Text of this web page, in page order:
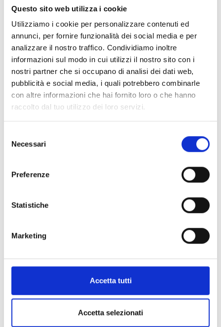
Questo sito web utilizza i cookie
Utilizziamo i cookie per personalizzare contenuti ed
annunci, per fornire funzionalità dei social media e per
analizzare il nostro traffico. Condividiamo inoltre
informazioni sul modo in cui utilizzi il nostro sito con i
nostri partner che si occupano di analisi dei dati web,
pubblicità e social media, i quali potrebbero combinarle
con altre informazioni che hai fornito loro o che hanno
raccolto dal tuo utilizzo dei loro servizi.
delNecessari
Preferenze
Statistiche
Marketing
Accetta tutti
Accetta selezionati